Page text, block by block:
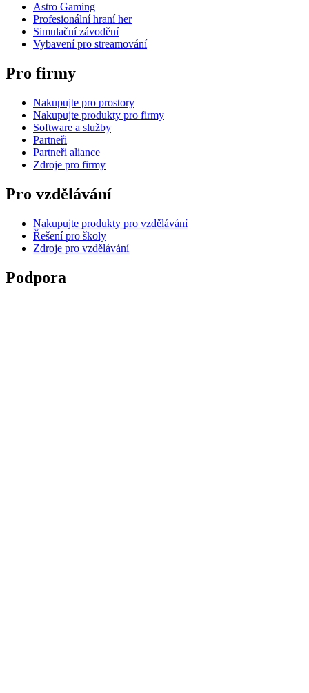
Astro Gaming
Profesionální hraní her
Simulační závodění
Vybavení pro streamování
Pro firmy
Nakupujte pro prostory
Nakupujte produkty pro firmy
Software a služby
Partneři
Partneři aliance
Zdroje pro firmy
Pro vzdělávání
Nakupujte produkty pro vzdělávání
Řešení pro školy
Zdroje pro vzdělávání
Podpora